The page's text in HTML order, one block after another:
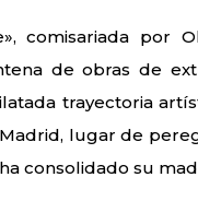
comisariada por
de obras de
trayectoria
lugar de
consolidado su